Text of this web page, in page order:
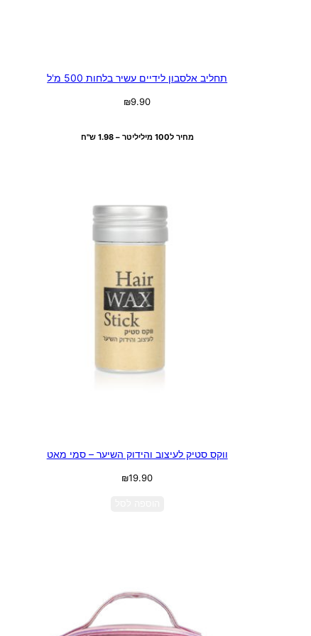
תחליב אלסבון לידיים עשיר בלחות 500 מ'ל
₪9.90
מחיר ל100 מיליליטר – 1.98 ש"ח
ווקס סטיק לעיצוב והידוק השיער – סמי מאט
₪19.90